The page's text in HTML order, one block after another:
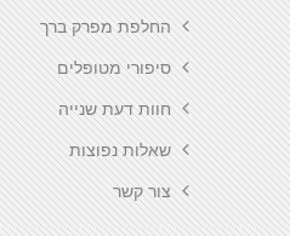
החלפת מפרק ברך
סיפורי מטופלים
חוות דעת שנייה
שאלות נפוצות
צור קשר